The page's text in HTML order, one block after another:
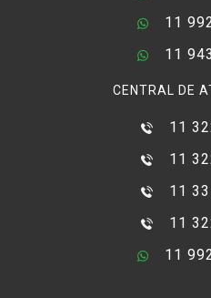
11
11
CENTRAL DE
11
11
11
11
11